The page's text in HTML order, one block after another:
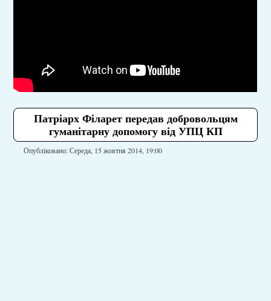
Патріарх Філарет передав добровольцям
гуманітарну допомогу від УПЦ КП
Опубліковано: Середа, 15 жовтня 2014, 19:00